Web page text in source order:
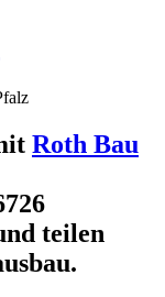
Roth Bau
teilen